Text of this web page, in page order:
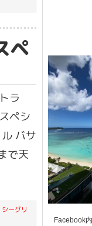
ペ
ラ
ペシ
バサ
で天
シーグリ
Facebook